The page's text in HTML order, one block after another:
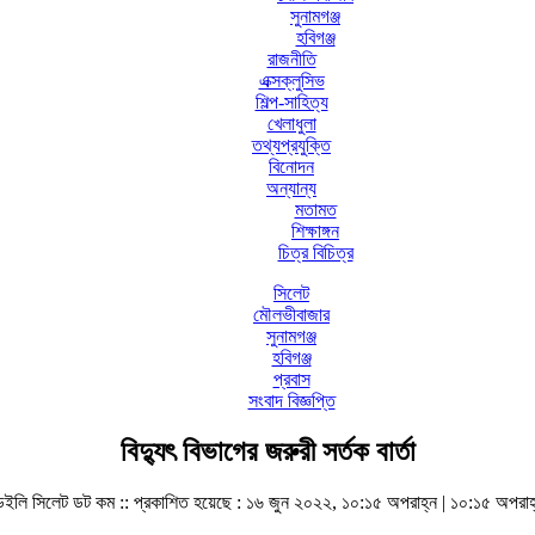
সুনামগঞ্জ
হবিগঞ্জ
রাজনীতি
এক্সক্লুসিভ
শিল্প-সাহিত্য
খেলাধুলা
তথ্যপ্রযুক্তি
বিনোদন
অন্যান্য
মতামত
শিক্ষাঙ্গন
চিত্র বিচিত্র
সিলেট
মৌলভীবাজার
সুনামগঞ্জ
হবিগঞ্জ
প্রবাস
সংবাদ বিজ্ঞপ্তি
বিদ্যুৎ বিভাগের জরুরী সর্তক বার্তা
সিলেট ডট কম ::প্রকাশিত হয়েছে : ১৬ জুন ২০২২, ১০:১৫ অপরাহ্ন | ১০:১৫